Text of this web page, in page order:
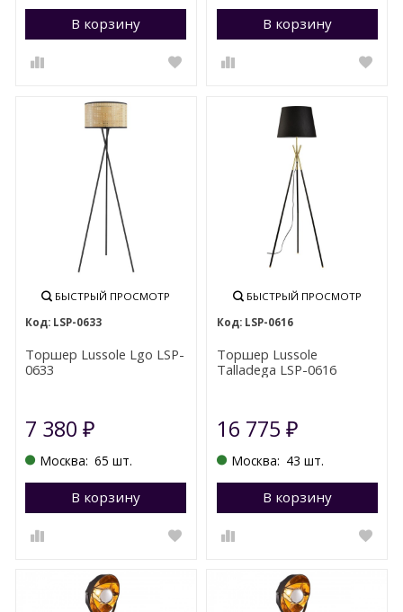
В корзину Перейти в корзину
В корзину
БЫСТРЫЙ ПРОСМОТР
LSP-0633
Торшер Lussole Lgo LSP-
0633
7 380₽
Москва: 65 шт.
В корзину Перейти в корзину
БЫСТРЫЙ ПРОСМОТР
LSP-0616
Торшер Lussole
Talladega LSP-0616
16 775 ₽
Москва: 43 шт.
В корзину